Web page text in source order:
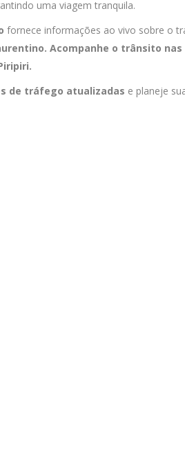
uma viagem tranquila.
fornece informações ao vivo sobre o
Acompanhe o trânsito
.
de tráfego atualizadas e planeje